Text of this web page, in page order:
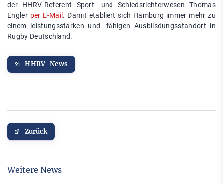
der HHRV-Referent Sport- und Schiedsrichterwesen Thomas
Engler per E-Mail . Damit etabliert sich Hamburg immer mehr zu
einem leistungsstarken und -fähigen Ausbilsdungsstandort in
Rugby Deutschland.
HHRV-News
Zurück
Weitere News